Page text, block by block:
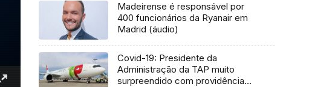
Madeirense é responsável por
400 funcionários da Ryanair em
Madrid (áudio)
Covid-19: Presidente da
Administração da TAP muito
surpreendido com providência